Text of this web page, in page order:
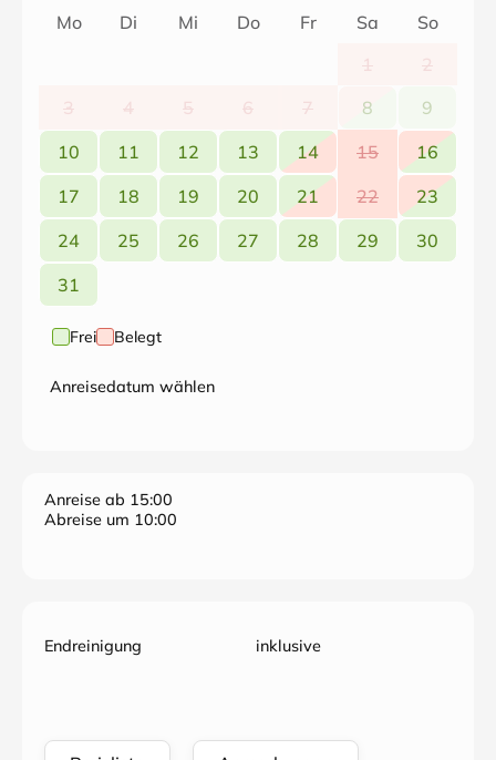
Die Nichtraucher-Ferienwohnung befindet sich im
Erdgeschoss. Sie verfügt über einen Wintergarten und
Sitzecke. Kaminofen und Fußbodenheizung sind
ebenfalls vorhanden.
Mo Di Mi Do Fr Sa
So
1
2
3
4 5 6 7 8
9
10
11 12 13 14 15
16
17
18 19 20 21 22
23
24
25 26 27 28 29
30
31
Frei Belegt
Anreisedatum wählen
Anreise ab 15:00
Abreise um 10:00
Endreinigung inklusive